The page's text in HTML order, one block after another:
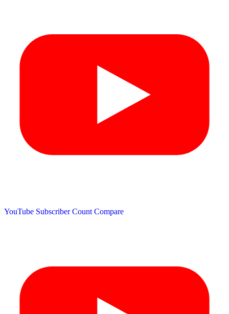
YouTube Subscriber Count Compare